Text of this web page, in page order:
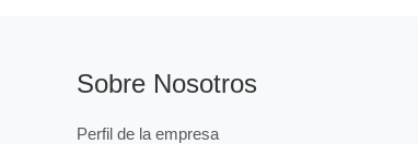
Sobre Nosotros
Perfil de la empresa